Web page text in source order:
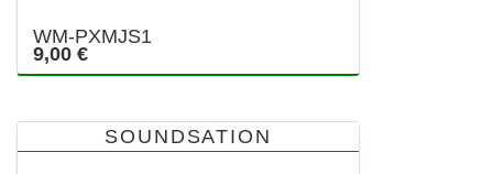
WM-PXMJS1
9,00 €
SOUNDSATION